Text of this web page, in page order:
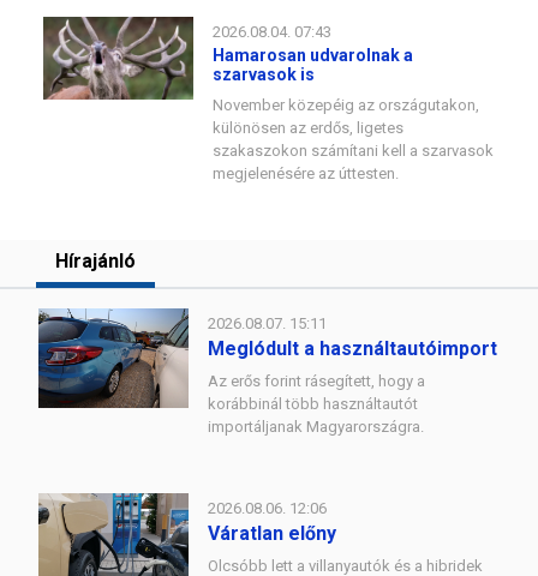
2026.08.04. 07:43
Hamarosan udvarolnak a
szarvasok is
November közepéig az országutakon,
különösen az erdős, ligetes
szakaszokon számítani kell a szarvasok
megjelenésére az úttesten.
Hírajánló
2026.08.07. 15:11
Meglódult a használtautóimport
Az erős forint rásegített, hogy a
korábbinál több használtautót
importáljanak Magyarországra.
2026.08.06. 12:06
Váratlan előny
Olcsóbb lett a villanyautók és a hibridek